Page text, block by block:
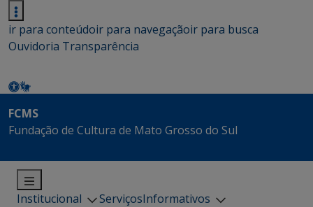
ir para conteúdoir para navegaçãoir para busca
Ouvidoria Transparência
FCMS
Fundação de Cultura de Mato Grosso do Sul
Institucional ServiçosInformativos